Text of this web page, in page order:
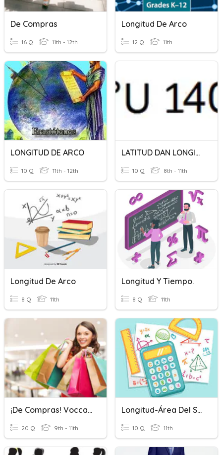
De Compras
16 Q 11th - 12th
Longitud De Arco
12 Q 11th
LONGITUD DE ARCO
10 Q 11th - 12th
LATITUD DAN LONGITUD
10 Q 8th - 11th
Longitud De Arco
8 Q 11th
Longitud Y Tiempo.
8 Q 11th
¡De Compras! Voccabulario
20 Q 9th - 11th
Longitud-Área Del Sector Circular
10 Q 11th